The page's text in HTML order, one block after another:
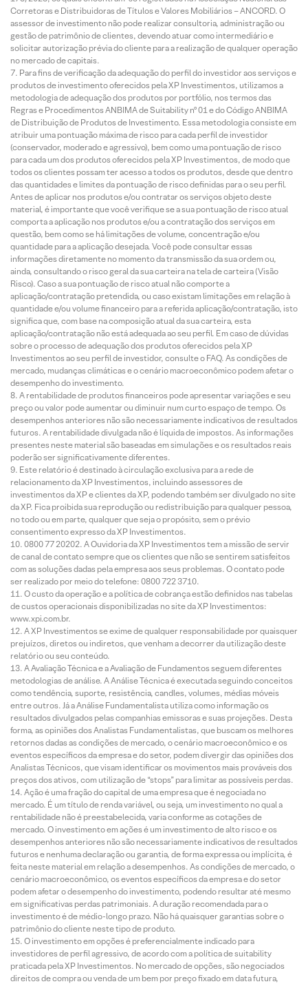
Corretoras e Distribuidoras de Títulos e Valores Mobiliários – ANCORD. O
assessor de investimento não pode realizar consultoria, administração ou
gestão de patrimônio de clientes, devendo atuar como intermediário e
solicitar autorização prévia do cliente para a realização de qualquer operação
no mercado de capitais.
Para fins de verificação da adequação do perfil do investidor aos serviços e
produtos de investimento oferecidos pela XP Investimentos, utilizamos a
metodologia de adequação dos produtos por portfólio, nos termos das
Regras e Procedimentos ANBIMA de Suitability nº 01 e do Código ANBIMA
de Distribuição de Produtos de Investimento. Essa metodologia consiste em
atribuir uma pontuação máxima de risco para cada perfil de investidor
(conservador, moderado e agressivo), bem como uma pontuação de risco
para cada um dos produtos oferecidos pela XP Investimentos, de modo que
todos os clientes possam ter acesso a todos os produtos, desde que dentro
das quantidades e limites da pontuação de risco definidas para o seu perfil.
Antes de aplicar nos produtos e/ou contratar os serviços objeto deste
material, é importante que você verifique se a sua pontuação de risco atual
comporta a aplicação nos produtos e/ou a contratação dos serviços em
questão, bem como se há limitações de volume, concentração e/ou
quantidade para a aplicação desejada. Você pode consultar essas
informações diretamente no momento da transmissão da sua ordem ou,
ainda, consultando o risco geral da sua carteira na tela de carteira (Visão
Risco). Caso a sua pontuação de risco atual não comporte a
aplicação/contratação pretendida, ou caso existam limitações em relação à
quantidade e/ou volume financeiro para a referida aplicação/contratação, isto
significa que, com base na composição atual da sua carteira, esta
aplicação/contratação não está adequada ao seu perfil. Em caso de dúvidas
sobre o processo de adequação dos produtos oferecidos pela XP
Investimentos ao seu perfil de investidor, consulte o FAQ. As condições de
mercado, mudanças climáticas e o cenário macroeconômico podem afetar o
desempenho do investimento.
A rentabilidade de produtos financeiros pode apresentar variações e seu
preço ou valor pode aumentar ou diminuir num curto espaço de tempo. Os
desempenhos anteriores não são necessariamente indicativos de resultados
futuros. A rentabilidade divulgada não é líquida de impostos. As informações
presentes neste material são baseadas em simulações e os resultados reais
poderão ser significativamente diferentes.
Este relatório é destinado à circulação exclusiva para a rede de
relacionamento da XP Investimentos, incluindo assessores de
investimentos da XP e clientes da XP, podendo também ser divulgado no site
da XP. Fica proibida sua reprodução ou redistribuição para qualquer pessoa,
no todo ou em parte, qualquer que seja o propósito, sem o prévio
consentimento expresso da XP Investimentos.
0800 77 20202. A Ouvidoria da XP Investimentos tem a missão de servir
de canal de contato sempre que os clientes que não se sentirem satisfeitos
com as soluções dadas pela empresa aos seus problemas. O contato pode
ser realizado por meio do telefone: 0800 722 3710.
O custo da operação e a política de cobrança estão definidos nas tabelas
de custos operacionais disponibilizadas no site da XP Investimentos:
www.xpi.com.br.
A XP Investimentos se exime de qualquer responsabilidade por quaisquer
prejuízos, diretos ou indiretos, que venham a decorrer da utilização deste
relatório ou seu conteúdo.
A Avaliação Técnica e a Avaliação de Fundamentos seguem diferentes
metodologias de análise. A Análise Técnica é executada seguindo conceitos
como tendência, suporte, resistência, candles, volumes, médias móveis
entre outros. Já a Análise Fundamentalista utiliza como informação os
resultados divulgados pelas companhias emissoras e suas projeções. Desta
forma, as opiniões dos Analistas Fundamentalistas, que buscam os melhores
retornos dadas as condições de mercado, o cenário macroeconômico e os
eventos específicos da empresa e do setor, podem divergir das opiniões dos
Analistas Técnicos, que visam identificar os movimentos mais prováveis dos
preços dos ativos, com utilização de “stops” para limitar as possíveis perdas.
Ação é uma fração do capital de uma empresa que é negociada no
mercado. É um título de renda variável, ou seja, um investimento no qual a
rentabilidade não é preestabelecida, varia conforme as cotações de
mercado. O investimento em ações é um investimento de alto risco e os
desempenhos anteriores não são necessariamente indicativos de resultados
futuros e nenhuma declaração ou garantia, de forma expressa ou implícita, é
feita neste material em relação a desempenhos. As condições de mercado, o
cenário macroeconômico, os eventos específicos da empresa e do setor
podem afetar o desempenho do investimento, podendo resultar até mesmo
em significativas perdas patrimoniais. A duração recomendada para o
investimento é de médio-longo prazo. Não há quaisquer garantias sobre o
patrimônio do cliente neste tipo de produto.
O investimento em opções é preferencialmente indicado para
investidores de perfil agressivo, de acordo com a política de suitability
praticada pela XP Investimentos. No mercado de opções, são negociados
direitos de compra ou venda de um bem por preço fixado em data futura,